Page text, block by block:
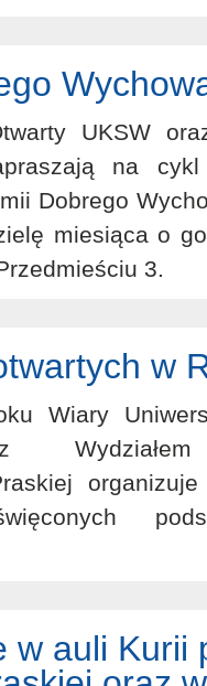
UKSW
na
Dobrego
miesiąca o
3.
w
Wiary
z Wydziałem
w auli Kurii